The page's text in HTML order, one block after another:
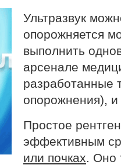
Ультразвук
опорожняется
выполнить
арсенале
разработанные
опорожнения),
Простое
эффективным
или почках. Оно